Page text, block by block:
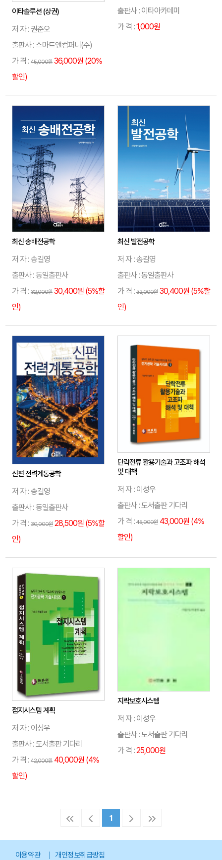
이타솔루션 (상권)
저 자 : 권준오
출판사 : 스마트앤컴퍼니(주)
가 격 : 45,000원 36,000원 (20%
할인)
출판사 : 이타아카데미
가 격 :1,000원
최신 송배전공학
저 자 : 송길영
출판사 : 동일출판사
가 격 : 32,000원 30,400원 (5%할
인)
최신 발전공학
저 자 : 송길영
출판사 : 동일출판사
가 격 :32,000원 30,400원 (5%할
인)
신편 전력계통공학
저 자 : 송길영
출판사 : 동일출판사
가 격 : 30,000원 28,500원 (5%할
인)
단락전류 활용기술과 고조파 해석
및 대책
저 자 : 이성우
출판사 : 도서출판 기다리
가 격 :45,000원 43,000원 (4%
할인)
접지시스템 계획
저 자 : 이성우
출판사 : 도서출판 기다리
가 격 : 42,000원 40,000원 (4%
할인)
지락보호시스템
저 자 : 이성우
출판사 : 도서출판 기다리
가 격 :25,000원
1
이용약관 개인정보취급방침